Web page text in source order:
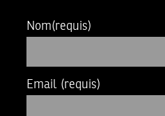
Nom(requis)
Email (requis)